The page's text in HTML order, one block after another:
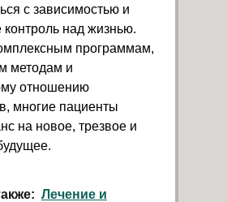
с зависимостью и
контроль над жизнью.
программам,
методам и
отношению
многие пациенты
на новое, трезвое и
Лечение и